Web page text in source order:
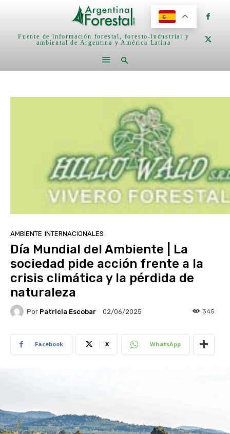
Fuente de información forestal, foresto-industrial y
ambiental de Argentina y América Latina
AMBIENTE INTERNACIONALES
Día Mundial del Ambiente | La
sociedad pide acción frente a la
crisis climática y la pérdida de
naturaleza
Por Patricia Escobar 02/06/2025 345
Facebook X WhatsApp